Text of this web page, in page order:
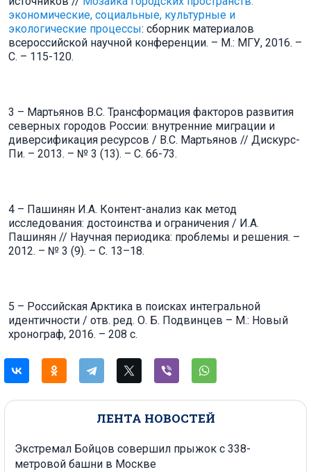
ЛЕНТА НОВОСТЕЙ
Экстремал Бойцов совершил прыжок с 338-
метровой башни в Москве
экономические, социальные, культурные и
экологические процессы: сборник материалов
всероссийской научной конференции. – М.: МГУ, 2016. –
С. – 115-120.
3 – Мартьянов В.С. Трансформация факторов развития
северных городов России: внутренние миграции и
диверсификация ресурсов / В.С. Мартьянов // Дискурс-
Пи. – 2013. – № 3 (13). – С. 66-73.
4 – Пашинян И.А. Контент-анализ как метод
исследования: достоинства и ограничения / И.А.
Пашинян // Научная периодика: проблемы и решения. –
2012. – № 3 (9). – С. 13–18.
5 – Российская Арктика в поисках интегральной
идентичности / отв. ред. О. Б. Подвинцев – М.: Новый
хронограф, 2016. – 208 с.